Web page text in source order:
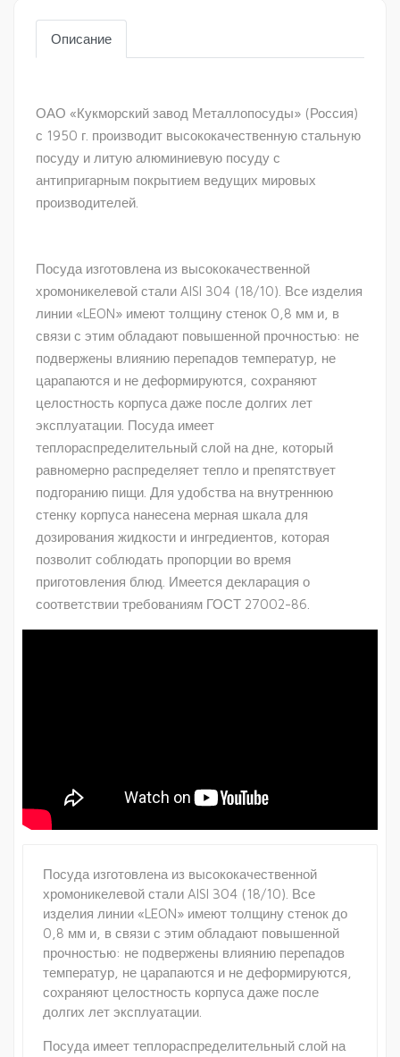
Описание
ОАО «Кукморский завод Металлопосуды» (Россия)
с 1950 г. производит высококачественную стальную
посуду и литую алюминиевую посуду с
антипригарным покрытием ведущих мировых
производителей.
Посуда изготовлена из высококачественной
хромоникелевой стали AISI 304 (18/10). Все изделия
линии «LEON» имеют толщину стенок 0,8 мм и, в
связи с этим обладают повышенной прочностью: не
подвержены влиянию перепадов температур, не
царапаются и не деформируются, сохраняют
целостность корпуса даже после долгих лет
эксплуатации. Посуда имеет
теплораспределительный слой на дне, который
равномерно распределяет тепло и препятствует
подгоранию пищи. Для удобства на внутреннюю
стенку корпуса нанесена мерная шкала для
дозирования жидкости и ингредиентов, которая
позволит соблюдать пропорции во время
приготовления блюд. Имеется декларация о
соответствии требованиям ГОСТ 27002-86.
Посуда изготовлена из высококачественной
хромоникелевой стали AISI 304 (18/10). Все
изделия линии «LEON» имеют толщину стенок до
0,8 мм и, в связи с этим обладают повышенной
прочностью: не подвержены влиянию перепадов
температур, не царапаются и не деформируются,
сохраняют целостность корпуса даже после
долгих лет эксплуатации.
Посуда имеет теплораспределительный слой на